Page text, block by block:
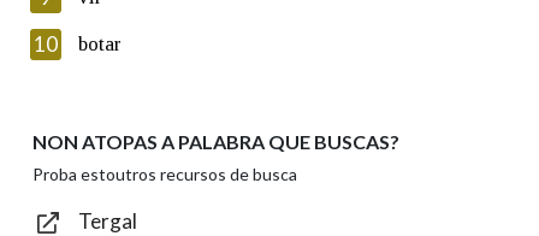
Introduce o código que aparece na imaxe:
Texto de verificación
10 botar
NON ATOPAS A PALABRA QUE BUSCAS?
Proba estoutros recursos de busca
Tergal